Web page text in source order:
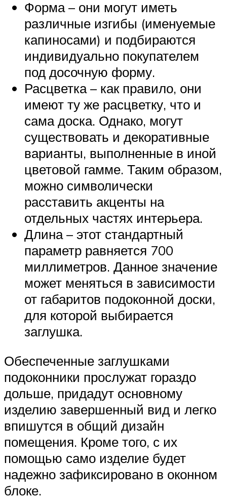
Форма – они могут иметь
различные изгибы (именуемые
капиносами) и подбираются
индивидуально покупателем
под досочную форму.
Расцветка – как правило, они
имеют ту же расцветку, что и
сама доска. Однако, могут
существовать и декоративные
варианты, выполненные в иной
цветовой гамме. Таким образом,
можно символически
расставить акценты на
отдельных частях интерьера.
Длина – этот стандартный
параметр равняется 700
миллиметров. Данное значение
может меняться в зависимости
от габаритов подоконной доски,
для которой выбирается
заглушка.
Обеспеченные заглушками
подоконники прослужат гораздо
дольше, придадут основному
изделию завершенный вид и легко
впишутся в общий дизайн
помещения. Кроме того, с их
помощью само изделие будет
надежно зафиксировано в оконном
блоке.